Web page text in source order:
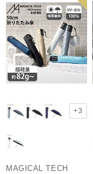
+3
MAGICAL TECH